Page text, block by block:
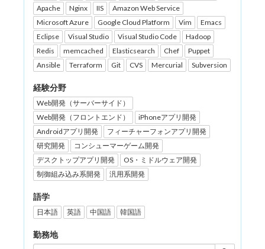
Apache
Nginx IIS
Amazon Web Service
Microsoft Azure
Google Cloud Platform Vim
Emacs
Eclipse
Visual Studio Visual Studio Code
Hadoop
Redis
memcached Elasticsearch Chef
Puppet
Ansible
Terraform Git CVS Mercurial Subversion
経験分野
Web開発（サーバーサイド）
Web開発（フロントエンド）
iPhoneアプリ開発
Androidアプリ開発
フィーチャーフォンアプリ開発
研究開発
コンシューマーゲーム開発
デスクトップアプリ開発
OS・ミドルウェア開発
制御組み込み系開発
汎用系開発
語学
日本語 英語 中国語 韓国語
勤務地